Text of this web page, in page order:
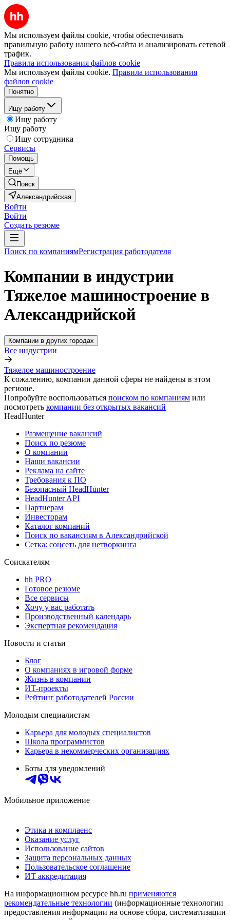
Мы используем файлы cookie, чтобы обеспечивать
правильную работу нашего веб-сайта и анализировать сетевой
трафик.
Правила использования файлов cookie
Мы используем файлы cookie. Правила использования
файлов cookie
Понятно
Ищу работу
Ищу работу
Ищу работу
Ищу сотрудника
Сервисы
Помощь
Ещё
Поиск
Александрийская
Войти
Войти
Создать резюме
Поиск по компаниямРегистрация работодателя
Компании в индустрии
Тяжелое машиностроение в
Александрийской
Компании в других городах
Все индустрии
Тяжелое машиностроение
К сожалению, компании данной сферы не найдены в этом
регионе.
Попробуйте воспользоваться поиском по компаниям или
посмотреть компании без открытых вакансий
HeadHunter
Размещение вакансий
Поиск по резюме
О компании
Наши вакансии
Реклама на сайте
Требования к ПО
Безопасный HeadHunter
HeadHunter API
Партнерам
Инвесторам
Каталог компаний
Поиск по вакансиям в Александрийской
Сетка: соцсеть для нетворкинга
Соискателям
hh PRO
Готовое резюме
Все сервисы
Хочу у вас работать
Производственный календарь
Экспертная рекомендация
Новости и статьи
Блог
О компаниях в игровой форме
Жизнь в компании
ИТ-проекты
Рейтинг работодателей России
Молодым специалистам
Карьера для молодых специалистов
Школа программистов
Карьера в некоммерческих организациях
Боты для уведомлений
Мобильное приложение
Этика и комплаенс
Оказание услуг
Использование сайтов
Защита персональных данных
Пользовательское соглашение
ИТ аккредитация
На информационном ресурсе hh.ru применяются
рекомендательные технологии (информационные технологии
предоставления информации на основе сбора, систематизации